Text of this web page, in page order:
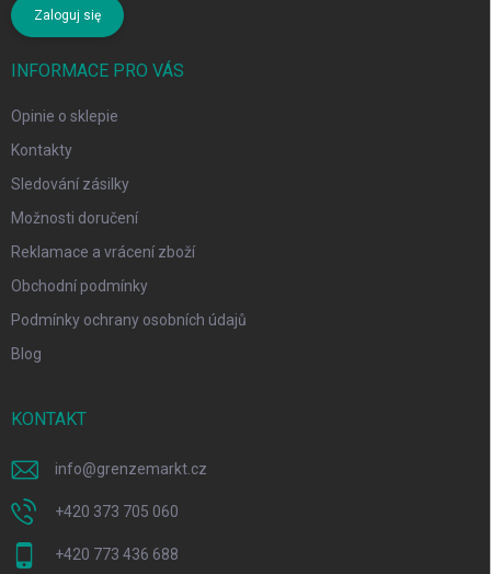
Zaloguj się
INFORMACE PRO VÁS
Opinie o sklepie
Kontakty
Sledování zásilky
Možnosti doručení
Reklamace a vrácení zboží
Obchodní podmínky
Podmínky ochrany osobních údajů
Blog
KONTAKT
info@grenzemarkt.cz
+420 373 705 060
+420 773 436 688